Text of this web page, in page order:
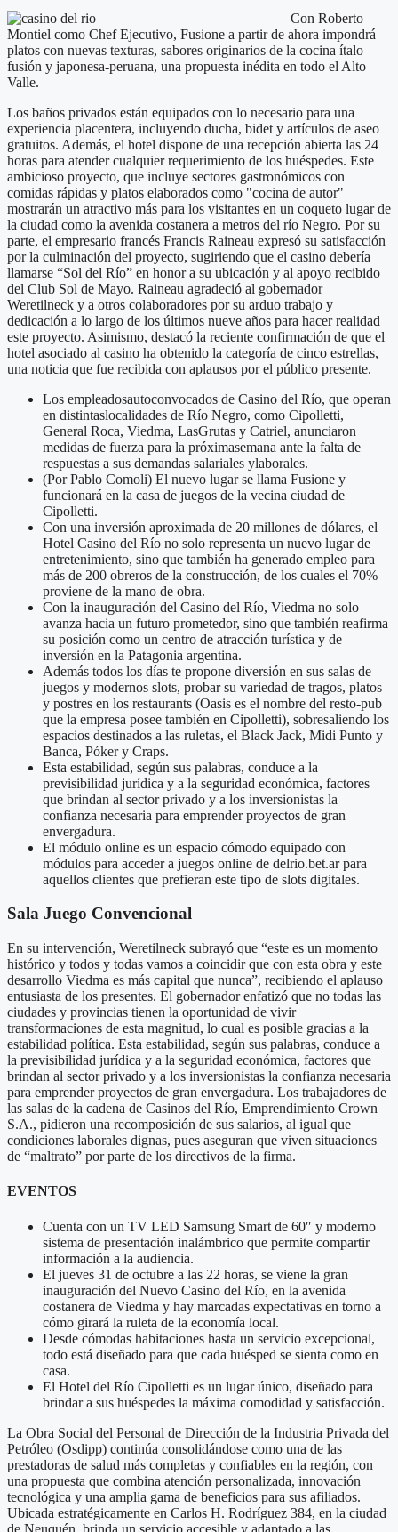
Con Roberto
Montiel como Chef Ejecutivo, Fusione a partir de ahora impondrá
platos con nuevas texturas, sabores originarios de la cocina ítalo
fusión y japonesa-peruana, una propuesta inédita en todo el Alto
Valle.
Los baños privados están equipados con lo necesario para una
experiencia placentera, incluyendo ducha, bidet y artículos de aseo
gratuitos. Además, el hotel dispone de una recepción abierta las 24
horas para atender cualquier requerimiento de los huéspedes. Este
ambicioso proyecto, que incluye sectores gastronómicos con
comidas rápidas y platos elaborados como "cocina de autor"
mostrarán un atractivo más para los visitantes en un coqueto lugar de
la ciudad como la avenida costanera a metros del río Negro. Por su
parte, el empresario francés Francis Raineau expresó su satisfacción
por la culminación del proyecto, sugiriendo que el casino debería
llamarse “Sol del Río” en honor a su ubicación y al apoyo recibido
del Club Sol de Mayo. Raineau agradeció al gobernador
Weretilneck y a otros colaboradores por su arduo trabajo y
dedicación a lo largo de los últimos nueve años para hacer realidad
este proyecto. Asimismo, destacó la reciente confirmación de que el
hotel asociado al casino ha obtenido la categoría de cinco estrellas,
una noticia que fue recibida con aplausos por el público presente.
Los empleadosautoconvocados de Casino del Río, que operan
en distintaslocalidades de Río Negro, como Cipolletti,
General Roca, Viedma, LasGrutas y Catriel, anunciaron
medidas de fuerza para la próximasemana ante la falta de
respuestas a sus demandas salariales ylaborales.
(Por Pablo Comoli) El nuevo lugar se llama Fusione y
funcionará en la casa de juegos de la vecina ciudad de
Cipolletti.
Con una inversión aproximada de 20 millones de dólares, el
Hotel Casino del Río no solo representa un nuevo lugar de
entretenimiento, sino que también ha generado empleo para
más de 200 obreros de la construcción, de los cuales el 70%
proviene de la mano de obra.
Con la inauguración del Casino del Río, Viedma no solo
avanza hacia un futuro prometedor, sino que también reafirma
su posición como un centro de atracción turística y de
inversión en la Patagonia argentina.
Además todos los días te propone diversión en sus salas de
juegos y modernos slots, probar su variedad de tragos, platos
y postres en los restaurants (Oasis es el nombre del resto-pub
que la empresa posee también en Cipolletti), sobresaliendo los
espacios destinados a las ruletas, el Black Jack, Midi Punto y
Banca, Póker y Craps.
Esta estabilidad, según sus palabras, conduce a la
previsibilidad jurídica y a la seguridad económica, factores
que brindan al sector privado y a los inversionistas la
confianza necesaria para emprender proyectos de gran
envergadura.
El módulo online es un espacio cómodo equipado con
módulos para acceder a juegos online de delrio.bet.ar para
aquellos clientes que prefieran este tipo de slots digitales.
Sala Juego Convencional
En su intervención, Weretilneck subrayó que “este es un momento
histórico y todos y todas vamos a coincidir que con esta obra y este
desarrollo Viedma es más capital que nunca”, recibiendo el aplauso
entusiasta de los presentes. El gobernador enfatizó que no todas las
ciudades y provincias tienen la oportunidad de vivir
transformaciones de esta magnitud, lo cual es posible gracias a la
estabilidad política. Esta estabilidad, según sus palabras, conduce a
la previsibilidad jurídica y a la seguridad económica, factores que
brindan al sector privado y a los inversionistas la confianza necesaria
para emprender proyectos de gran envergadura. Los trabajadores de
las salas de la cadena de Casinos del Río, Emprendimiento Crown
S.A., pidieron una recomposición de sus salarios, al igual que
condiciones laborales dignas, pues aseguran que viven situaciones
de “maltrato” por parte de los directivos de la firma.
EVENTOS
Cuenta con un TV LED Samsung Smart de 60″ y moderno
sistema de presentación inalámbrico que permite compartir
información a la audiencia.
El jueves 31 de octubre a las 22 horas, se viene la gran
inauguración del Nuevo Casino del Río, en la avenida
costanera de Viedma y hay marcadas expectativas en torno a
cómo girará la ruleta de la economía local.
Desde cómodas habitaciones hasta un servicio excepcional,
todo está diseñado para que cada huésped se sienta como en
casa.
El Hotel del Río Cipolletti es un lugar único, diseñado para
brindar a sus huéspedes la máxima comodidad y satisfacción.
La Obra Social del Personal de Dirección de la Industria Privada del
Petróleo (Osdipp) continúa consolidándose como una de las
prestadoras de salud más completas y confiables en la región, con
una propuesta que combina atención personalizada, innovación
tecnológica y una amplia gama de beneficios para sus afiliados.
Ubicada estratégicamente en Carlos H. Rodríguez 384, en la ciudad
de Neuquén, brinda un servicio accesible y adaptado a las